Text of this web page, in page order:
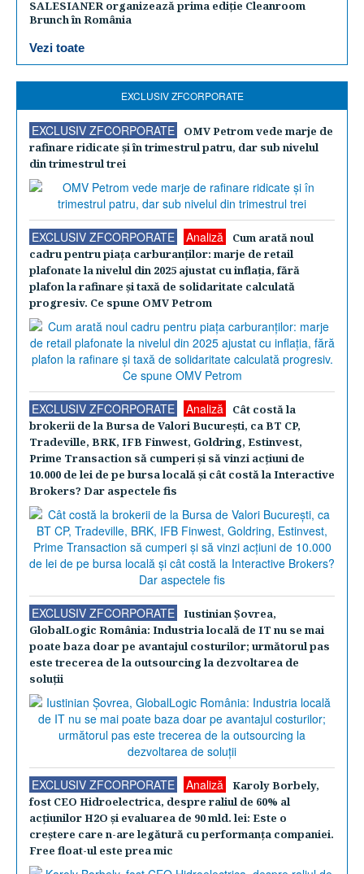
SALESIANER organizează prima ediție Cleanroom
Brunch în România
Vezi toate
EXCLUSIV ZFCORPORATE
EXCLUSIV ZFCORPORATE
OMV Petrom vede marje de
rafinare ridicate şi în trimestrul patru, dar sub nivelul
din trimestrul trei
EXCLUSIV ZFCORPORATE Analiză
Cum arată noul
cadru pentru piaţa carburanţilor: marje de retail
plafonate la nivelul din 2025 ajustat cu inflaţia, fără
plafon la rafinare şi taxă de solidaritate calculată
progresiv. Ce spune OMV Petrom
EXCLUSIV ZFCORPORATE Analiză
Cât costă la
brokerii de la Bursa de Valori Bucureşti, ca BT CP,
Tradeville, BRK, IFB Finwest, Goldring, Estinvest,
Prime Transaction să cumperi şi să vinzi acţiuni de
10.000 de lei de pe bursa locală şi cât costă la Interactive
Brokers? Dar aspectele fis
EXCLUSIV ZFCORPORATE
Iustinian Şovrea,
GlobalLogic România: Industria locală de IT nu se mai
poate baza doar pe avantajul costurilor; următorul pas
este trecerea de la outsourcing la dezvoltarea de
soluţii
EXCLUSIV ZFCORPORATE Analiză
Karoly Borbely,
fost CEO Hidroelectrica, despre raliul de 60% al
acţiunilor H2O şi evaluarea de 90 mld. lei: Este o
creştere care n-are legătură cu performanţa companiei.
Free float-ul este prea mic